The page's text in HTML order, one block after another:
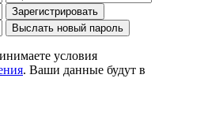
Зарегистрировать
Выслать новый пароль
условия
. Ваши данные будут в